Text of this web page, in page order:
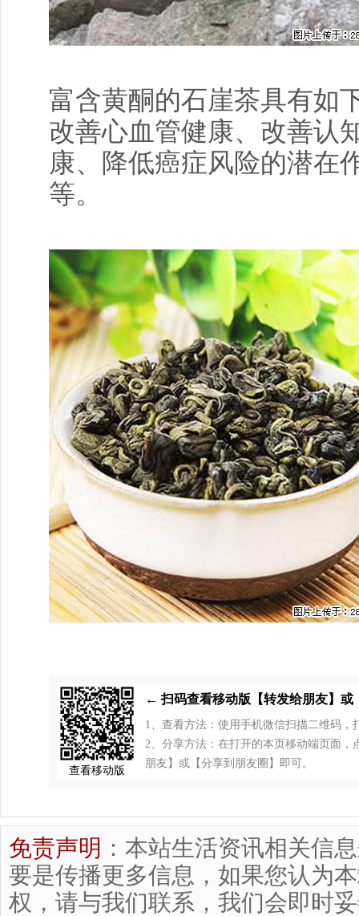
富含黄酮的石崖茶具有如
改善心血管健康、改善认
康、降低癌症风险的潜在
等。
查看移动版
← 扫码查看移动版【转发给朋友】或
1、查看方法：使用手机微信扫描二维码，
2、分享方法：在打开的本页移动端页面，
朋友】或【分享到朋友圈】即可。
免责声明 ：本站生活资讯相关信
要是传播更多信息，如果您认为
权，请与我们联系，我们会即时